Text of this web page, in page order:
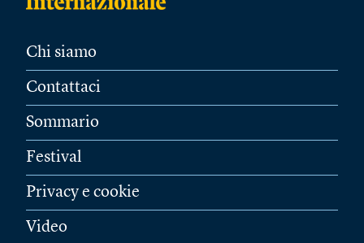
Chi siamo
Contattaci
Sommario
Festival
Privacy e cookie
Video